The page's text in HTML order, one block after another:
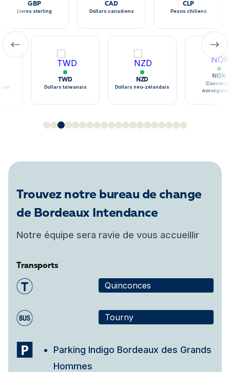
GBP
Livres sterling
CAD
Dollars canadiens
CLP
Pesos chiliens
TWD
Dollars taïwanais
NZD
Dollars néo-zélandais
NOK
Trouvez notre bureau de change
de Bordeaux Intendance
Notre équipe sera ravie de vous accueillir
Transports
Quinconces
Tourny
Parking Indigo Bordeaux des Grands
Hommes